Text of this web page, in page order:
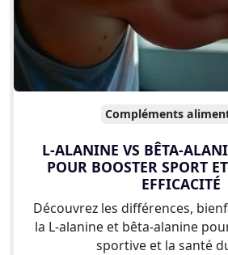
Compléments
L-ALANINE VS BÊTA-
POUR BOOSTER SPORT
EFFICACITÉ
Découvrez les différences,
la L-alanine et bêta-alanine
sportive et la santé